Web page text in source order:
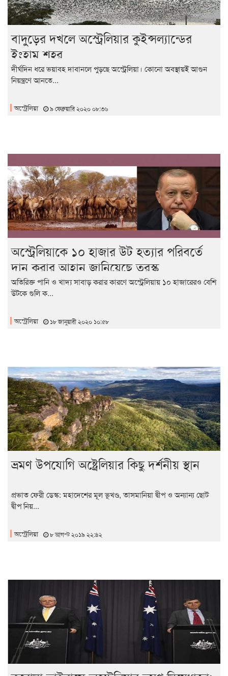
বাদুড়ের দখলে অস্ট্রেলিয়ার কুইন্সল্যান্ডের
ইংহাম শহর
দীর্ঘদিন ধরে ভয়াবহ দাবানলে পুড়ছে অস্ট্রেলিয়া। কোনো অবস্থায়ই আগুন
নিয়ন্ত্রণে আনতে...
অস্ট্রেলিয়া ৯ ফেব্রুয়ারি ২০২০ ০৮:৩৬
অস্ট্রেলিয়াকে ১০ হাজার উট হত্যার পরিবর্তে
দান করার আহ্বান জানিয়েছে তুরস্ক
অতিরিক্ত পানি ও খাদ্য সাবাড় করার কারণে অস্ট্রেলিয়ায় ১০ হাজারেরও বেশি
উটকে গুলি ক...
অস্ট্রেলিয়া ১৮ জানুয়ারী ২০২০ ১০:৫৮
ভ্রমণ উপযোগি অষ্ট্রেলিয়ার কিছু দর্শনীয় স্থান
প্রভাত ফেরী ডেস্ক: মহাদেশের মূল ভূখণ্ড, তাসমানিয়া দ্বীপ ও অন্যান্য ছোট
দ্বীপ নিয়...
অস্ট্রেলিয়া ৮ আগস্ট ২০১৯ ২২:৪২